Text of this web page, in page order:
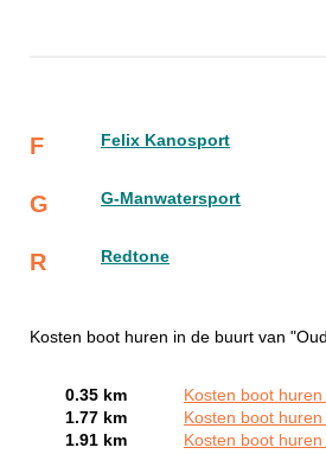
F Felix Kanosport
G G-Manwatersport
R Redtone
Kosten boot huren in de buurt van
0.35 km
Kosten boot
1.77 km
Kosten boot
1.91 km
Kosten boot